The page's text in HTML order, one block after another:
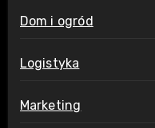
Dom i ogród
Logistyka
Marketing